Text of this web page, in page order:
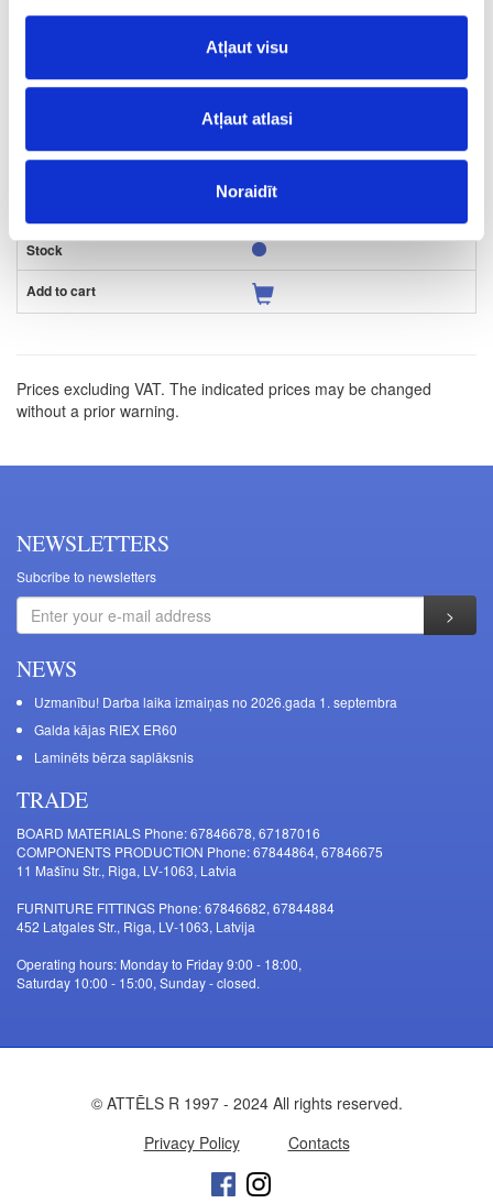
Atļaut visu
Atļaut atlasi
Noraidīt
Crescendo IXPE (with underlay)
1210
192
6
Prices excluding VAT. The indicated prices may be changed
without a prior warning.
NEWSLETTERS
Subcribe to newsletters
NEWS
Uzmanību! Darba laika izmaiņas no 2026.gada 1. septembra
Galda kājas RIEX ER60
Laminēts bērza saplāksnis
TRADE
BOARD MATERIALS Phone: 67846678, 67187016
COMPONENTS PRODUCTION Phone: 67844864, 67846675
11 Mašīnu Str., Riga, LV-1063, Latvia
FURNITURE FITTINGS Phone: 67846682, 67844884
452 Latgales Str., Riga, LV-1063, Latvija
Operating hours: Monday to Friday 9:00 - 18:00,
Saturday 10:00 - 15:00, Sunday - closed.
© ATTĒLS R 1997 - 2024 All rights reserved.
Privacy Policy
Contacts